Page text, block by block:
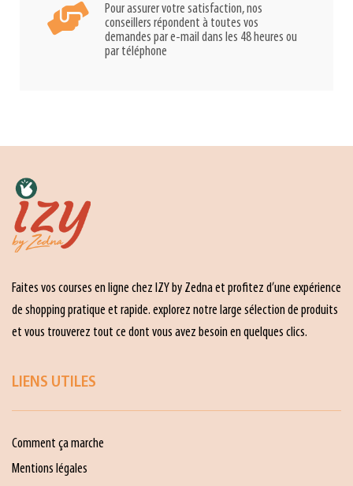
Pour assurer votre satisfaction, nos
conseillers répondent à toutes vos
demandes par e-mail dans les 48 heures ou
par téléphone
Faites vos courses en ligne chez IZY by Zedna et profitez d’une expérience
de shopping pratique et rapide. explorez notre large sélection de produits
et vous trouverez tout ce dont vous avez besoin en quelques clics.
LIENS UTILES
Comment ça marche
Mentions légales